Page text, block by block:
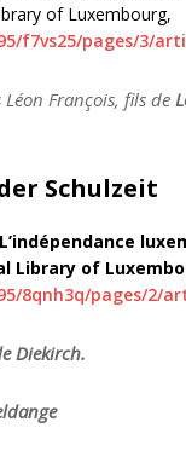
of Luxembourg,
f7vs25/pages/3/
François, fils de
Schulzeit
Library of
8qnh3q/pages/2/
Diekirch.